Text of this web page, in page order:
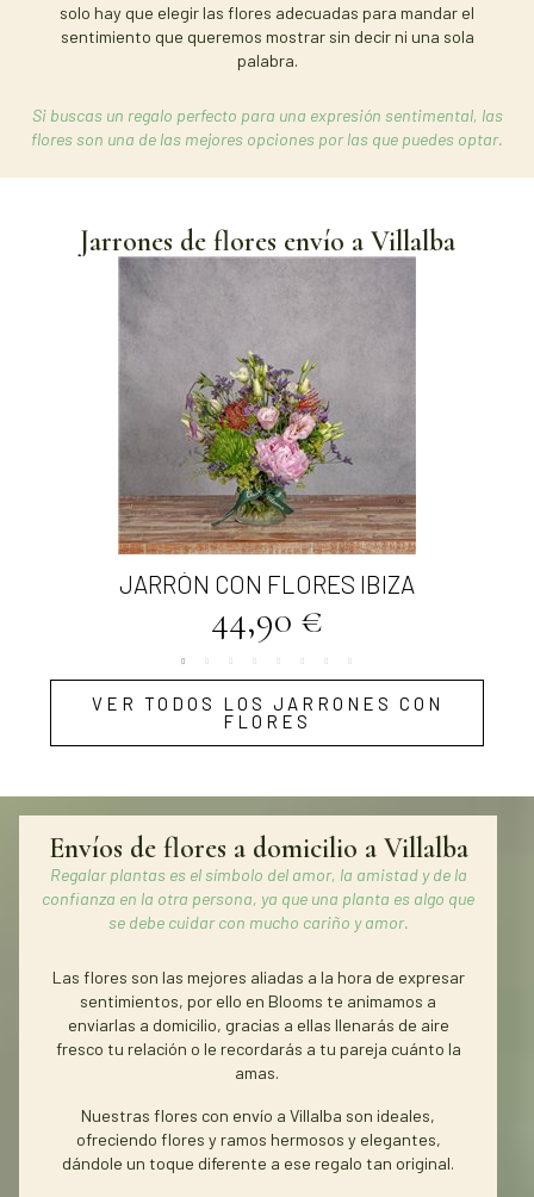
solo hay que elegir las flores adecuadas para mandar el
sentimiento que queremos mostrar sin decir ni una sola
palabra.
Si buscas un regalo perfecto para una expresión sentimental, las
flores son una de las mejores opciones por las que puedes optar.
Jarrones de flores envío a Villalba
Vista rápida
JARRÓN CON FLORES IBIZA
44,90 €
VER TODOS LOS JARRONES CON
FLORES
Envíos de flores a domicilio a Villalba
Regalar plantas es el símbolo del amor, la amistad y de la
confianza en la otra persona, ya que una planta es algo que
se debe cuidar con mucho cariño y amor.
Las flores son las mejores aliadas a la hora de expresar
sentimientos, por ello en Blooms te animamos a
enviarlas a domicilio, gracias a ellas llenarás de aire
fresco tu relación o le recordarás a tu pareja cuánto la
amas.
Nuestras flores con envío a Villalba son ideales,
ofreciendo flores y ramos hermosos y elegantes,
dándole un toque diferente a ese regalo tan original.